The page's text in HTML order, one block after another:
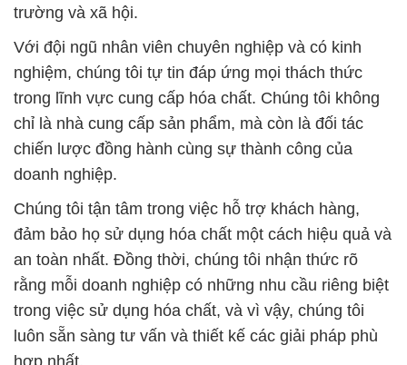
trường và xã hội.
Với đội ngũ nhân viên chuyên nghiệp và có kinh
nghiệm, chúng tôi tự tin đáp ứng mọi thách thức
trong lĩnh vực cung cấp hóa chất. Chúng tôi không
chỉ là nhà cung cấp sản phẩm, mà còn là đối tác
chiến lược đồng hành cùng sự thành công của
doanh nghiệp.
Chúng tôi tận tâm trong việc hỗ trợ khách hàng,
đảm bảo họ sử dụng hóa chất một cách hiệu quả và
an toàn nhất. Đồng thời, chúng tôi nhận thức rõ
rằng mỗi doanh nghiệp có những nhu cầu riêng biệt
trong việc sử dụng hóa chất, và vì vậy, chúng tôi
luôn sẵn sàng tư vấn và thiết kế các giải pháp phù
hợp nhất.